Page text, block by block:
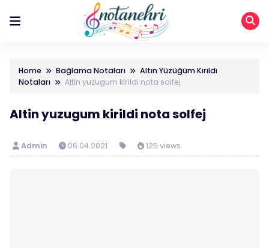
Home Bağlama Notaları
Altın Yüzüğüm Kırıldı
Notaları
Altin yuzugum kirildi nota solfej
Altin yuzugum kirildi nota solfej
Admin 06.04.2021 125 views